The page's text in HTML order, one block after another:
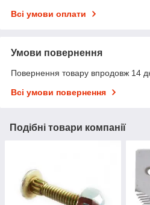
Всі умови оплати
Умови повернення
Повернення товару впродовж 14
Всі умови повернення
Подібні товари компанії